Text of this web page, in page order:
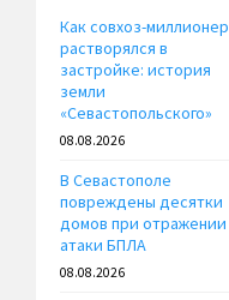
Как совхоз-миллионер
растворялся в
застройке: история
земли
«Севастопольского»
08.08.2026
В Севастополе
повреждены десятки
домов при отражении
атаки БПЛА
08.08.2026